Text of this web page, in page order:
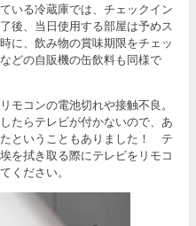
いる冷蔵庫では、チェックイン
後、当日使用する部屋は予めス
に、飲み物の賞味期限をチェッ
どの自販機の缶飲料も同様で
モコンの電池切れや接触不良。
たらテレビが付かないので、あ
ということもありました！ テ
を拭き取る際にテレビをリモコ
ください。